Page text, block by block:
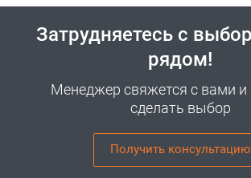
Затрудняетесь с
рядом!
Менеджер свяжется с вами
сделать выбор
Получить консультацию